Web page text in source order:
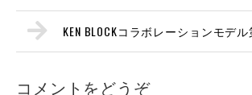
KEN BLOCKコラボレーションモデ
コメントをどうぞ